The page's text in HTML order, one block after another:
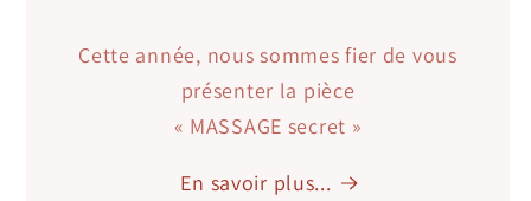
Cette année, nous sommes fier de vous
présenter la pièce
« MASSAGE secret »
En savoir plus...